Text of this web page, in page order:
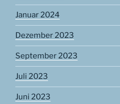
Januar 2024
Dezember 2023
September 2023
Juli 2023
Juni 2023